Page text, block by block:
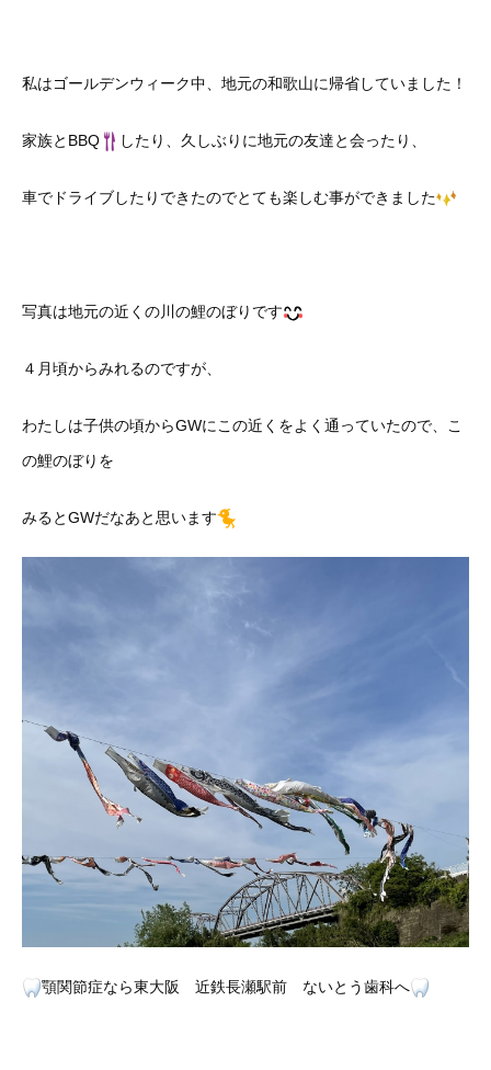
私はゴールデンウィーク中、地元の和歌山に帰省していました！
家族とBBQ したり、久しぶりに地元の友達と会ったり、
車でドライブしたりできたのでとても楽しむ事ができました
写真は地元の近くの川の鯉のぼりです
４月頃からみれるのですが、
わたしは子供の頃からGWにこの近くをよく通っていたので、こ
の鯉のぼりを
みるとGWだなあと思います
顎関節症なら東大阪 近鉄長瀬駅前 ないとう歯科へ